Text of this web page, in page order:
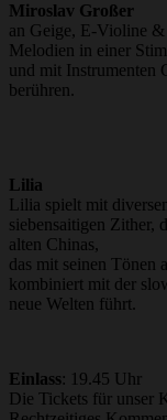
Miroslav Großer
an Geige, E-Violine &
Melodien in einer
und mit Instrumenten
berühren.
Lilia
Lilia spielt mit
siebensaitigen Zither,
alten Chinas,
das mit seinen Tönen
kombiniert mit der
neue Welten führt.
Einlass: 19.45 Uhr
Die Tickets für unser